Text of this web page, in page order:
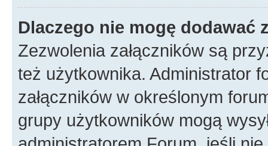
Dlaczego nie mogę dodawać
Zezwolenia załączników są
też użytkownika. Administrator
załączników w określonym
grupy użytkowników mogą